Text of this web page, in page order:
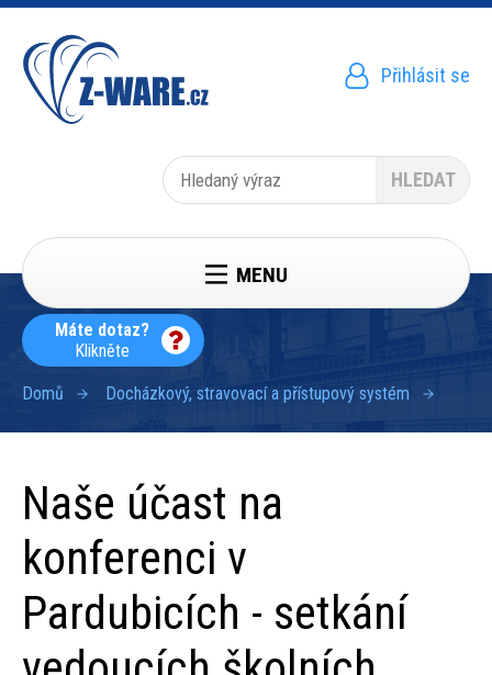
Přejít
hlavnímu
obsahu
Menu
účtu
Přihlásit se
Hledat
Máte dotaz?
Klikněte
MENU
Domů Docházkový, stravovací a přístupový systém
Naše účast na
konferenci v
Pardubicích - setkání